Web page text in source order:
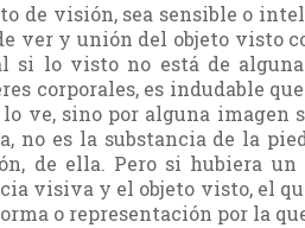
de visión, sea sensible o
ver y unión del objeto visto
si lo visto no está de
corporales, es indudable
ve, sino por alguna imagen
no es la substancia de la
de ella. Pero si hubiera
visiva y el objeto visto, el
o representación por la